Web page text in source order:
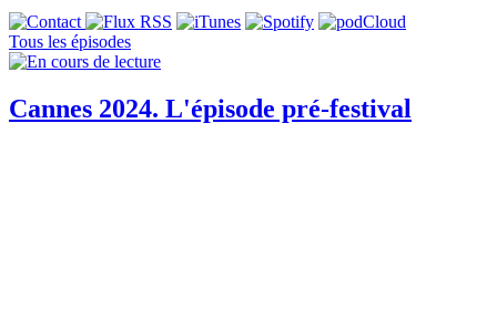
Tous les épisodes
Cannes 2024. L'épisode pré-festival